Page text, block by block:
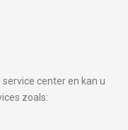
center en kan u
zoals: